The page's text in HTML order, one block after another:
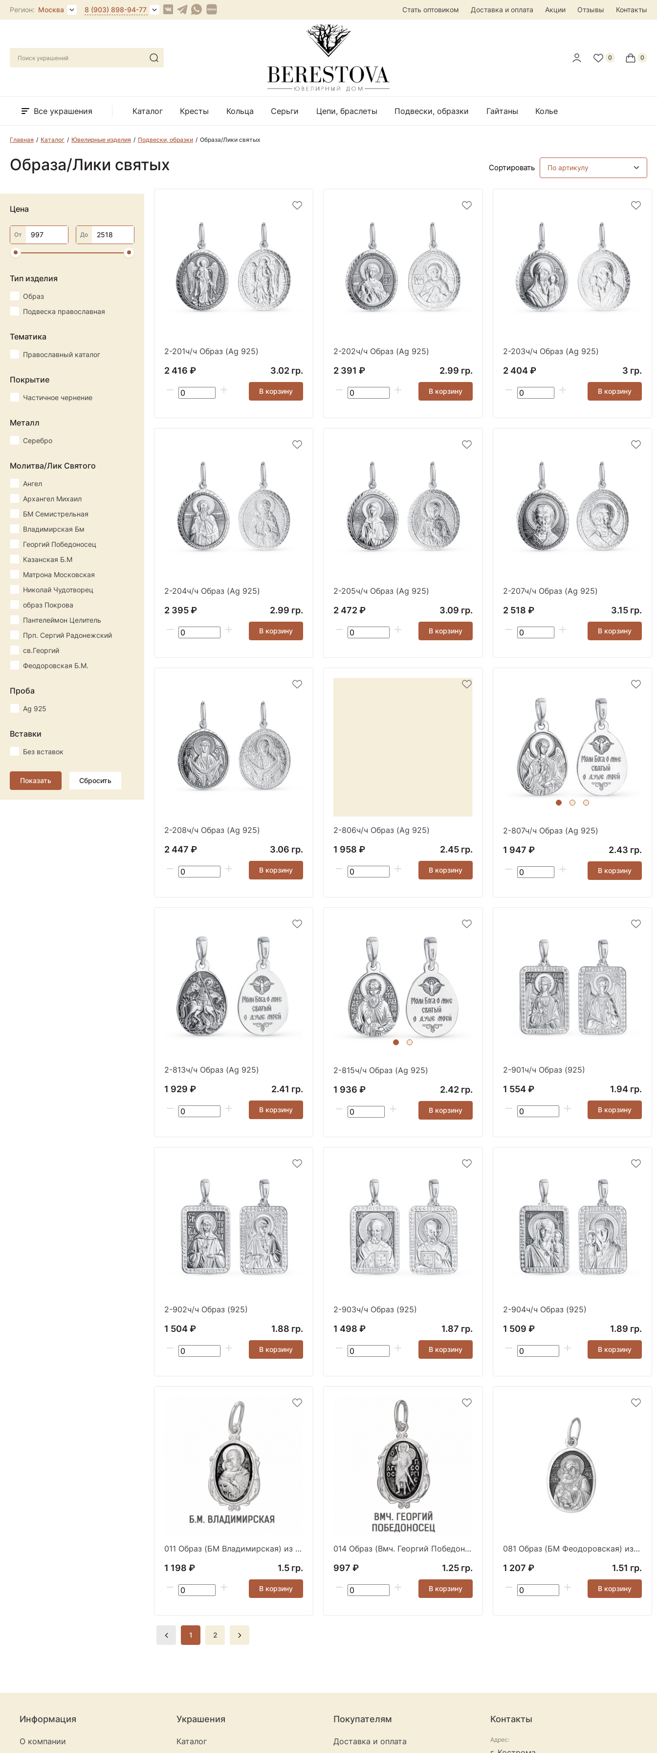
Регион: Москва 8 (903) 898-94-77 Стать оптовиком Доставка и оплата Акции Отзывы Контакты
Все украшения Каталог Кресты Кольца Серьги Цепи, браслеты Подвески, образки Гайтаны Колье
Главная Каталог Ювелирные изделия Подвески, образки Образа/Лики святых
Образа/Лики святых
Цена
От До
Тип изделия
Образ
Подвеска православная
Тематика
Православный каталог
Покрытие
Частичное чернение
Металл
Серебро
Молитва/Лик Святого
Ангел
Архангел Михаил
БМ Семистрельная
Владимирская Бм
Георгий Победоносец
Казанская Б.М
Матрона Московская
Николай Чудотворец
образ Покрова
Пантелеймон Целитель
Прп. Сергий Радонежский
св.Георгий
Феодоровская Б.М.
Проба
Ag 925
Вставки
Без вставок
2-201ч/ч Образ (Ag 925)
2 416 ₽ 3.02 гр.
В корзину
2-202ч/ч Образ (Ag 925)
2 391 ₽ 2.99 гр.
В корзину
2-203ч/ч Образ (Ag 925)
2 404 ₽ 3 гр.
В корзину
2-204ч/ч Образ (Ag 925)
2 395 ₽ 2.99 гр.
В корзину
2-205ч/ч Образ (Ag 925)
2 472 ₽ 3.09 гр.
В корзину
2-207ч/ч Образ (Ag 925)
2 518 ₽ 3.15 гр.
В корзину
2-208ч/ч Образ (Ag 925)
2 447 ₽ 3.06 гр.
В корзину
2-806ч/ч Образ (Ag 925)
1 958 ₽ 2.45 гр.
В корзину
2-807ч/ч Образ (Ag 925)
1 947 ₽ 2.43 гр.
В корзину
2-813ч/ч Образ (Ag 925)
1 929 ₽ 2.41 гр.
В корзину
2-815ч/ч Образ (Ag 925)
1 936 ₽ 2.42 гр.
В корзину
2-901ч/ч Образ (925)
1 554 ₽ 1.94 гр.
В корзину
2-902ч/ч Образ (925)
1 504 ₽ 1.88 гр.
В корзину
2-903ч/ч Образ (925)
1 498 ₽ 1.87 гр.
В корзину
2-904ч/ч Образ (925)
1 509 ₽ 1.89 гр.
В корзину
011 Образ (БМ Владимирская) из серебра частично че
1 198 ₽ 1.5 гр.
В корзину
014 Образ (Вмч. Георгий Победоносец) из серебра ча
997 ₽ 1.25 гр.
В корзину
081 Образ (БМ Феодоровская) из серебра частично че
1 207 ₽ 1.51 гр.
В корзину
1 2
Информация
О компании
Украшения
Каталог
Покупателям
Доставка и оплата
Контакты
Адрес: